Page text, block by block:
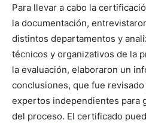
Para llevar a cabo la
la documentación,
distintos departamentos y
técnicos y organizativos de la
la evaluación, elaboraron un
conclusiones, que fue
expertos independientes para
del proceso. El certificado